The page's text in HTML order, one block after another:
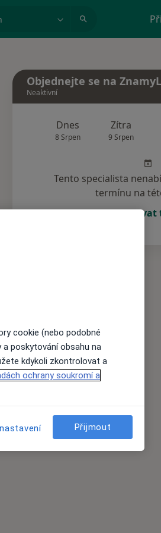
Objednejte se na
Neaktivní
Dnes
8 Srpen
Zítra
9 Srpen
Tento specialista
termínu na
cookie (nebo podobné
poskytování obsahu na
kdykoli zkontrolovat a
ochrany soukromí a
Přijmout